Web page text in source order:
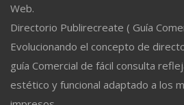
Web.
Directorio Publirecreate ( Guía
Evolucionando el concepto de
guía Comercial de fácil consulta
estético y funcional adaptado a los